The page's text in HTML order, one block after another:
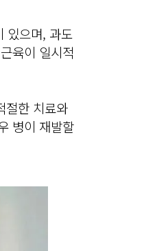
있으며, 과도
육이 일시적
절한 치료와
병이 재발할